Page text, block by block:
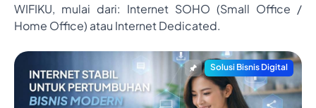
WIFIKU, mulai dari: Internet SOHO (Small Office /
Home Office) atau Internet Dedicated.
Solusi Bisnis Digital